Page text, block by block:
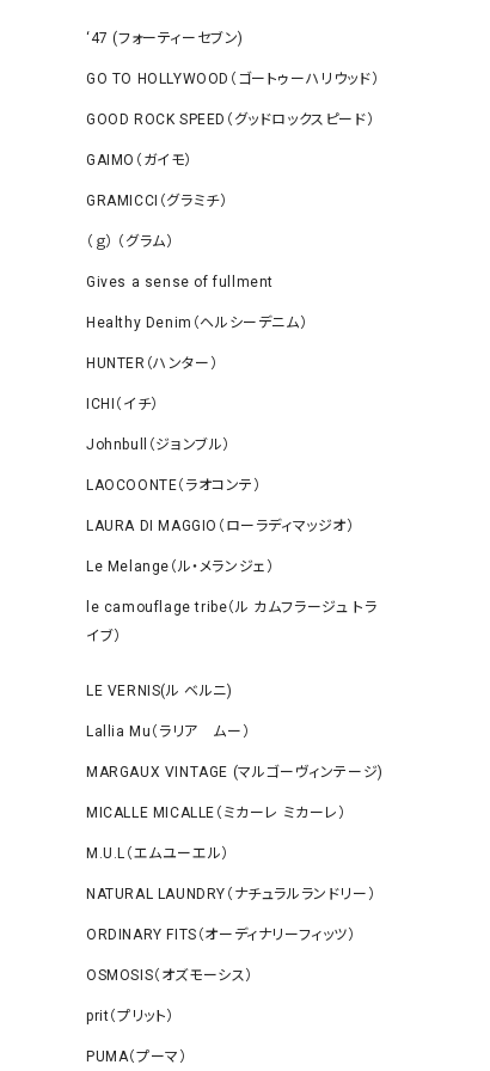
‘47 (フォーティーセブン)
GO TO HOLLYWOOD（ゴートゥーハリウッド）
GOOD ROCK SPEED（グッドロックスピード）
GAIMO（ガイモ）
GRAMICCI（グラミチ）
（ｇ） （グラム）
Gives a sense of fullment
Healthy Denim（ヘルシーデニム）
HUNTER（ハンター）
ICHI（イチ）
Johnbull（ジョンブル）
LAOCOONTE（ラオコンテ）
LAURA DI MAGGIO（ローラディマッジオ）
Le Melange（ル・メランジェ）
le camouflage tribe（ル カムフラージュ トラ
イブ）
LE VERNIS(ル ベルニ)
Lallia Mu（ラリア ムー）
MARGAUX VINTAGE (マルゴーヴィンテージ)
MICALLE MICALLE（ミカーレ ミカーレ）
M.U.L（エムユーエル）
NATURAL LAUNDRY（ナチュラルランドリー）
ORDINARY FITS（オーディナリーフィッツ）
OSMOSIS（オズモーシス）
prit（プリット）
PUMA（プーマ）